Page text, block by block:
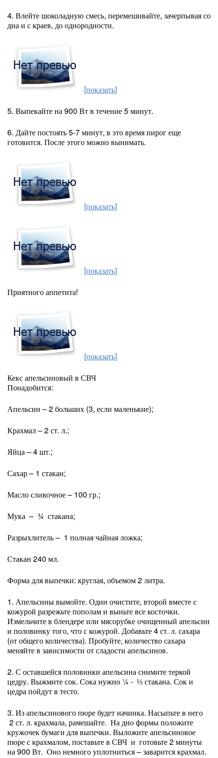
4. Влейте шоколадную смесь, перемешивайте, зачерпывая со
дна и с краев, до однородности.
[показать]
5. Выпекайте на 900 Вт в течение 5 минут.
6. Дайте постоять 5-7 минут, в это время пирог еще
готовится. После этого можно вынимать.
[показать]
[показать]
Приятного аппетита!
[показать]
Кекс апельсиновый в СВЧ
Понадобится:
Апельсин – 2 больших (3, если маленькие);
Крахмал – 2 ст. л.;
Яйца – 4 шт.;
Сахар – 1 стакан;
Масло сливочное – 100 гр.;
Мука – ¾ стакана;
Разрыхлитель – 1 полная чайная ложка;
Стакан 240 мл.
Форма для выпечки: круглая, объемом 2 литра.
1. Апельсины вымойте. Один очистите, второй вместе с
кожурой разрежьте пополам и выньте все косточки.
Измельчите в блендере или мясорубке очищенный апельсин
и половинку того, что с кожурой. Добавьте 4 ст. л. сахара
(от общего количества). Пробуйте, количество сахара
меняйте в зависимости от сладости апельсинов.
2. С оставшейся половинки апельсина снимите теркой
цедру. Выжмите сок. Сока нужно ¼ - ⅓ стакана. Сок и
цедра пойдут в тесто.
3. Из апельсинового пюре будет начинка. Насыпьте в него
2 ст. л. крахмала, рамешайте. На дно формы положите
кружочек бумаги для выпечки. Выложите апельсиновое
пюре с крахмалом, поставьте в СВЧ и готовьте 2 минуты
на 900 Вт. Оно немного уплотниться – заварится крахмал.